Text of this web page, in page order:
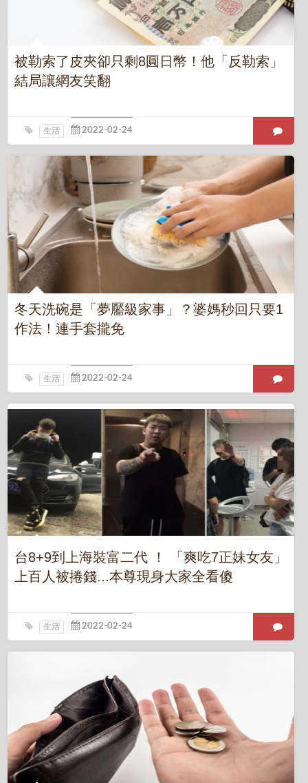
被勒索了皮夾卻只剩8圓日幣！他「反勒索」
結局讓網友笑翻
生活
冬天洗碗是「夢靨級家事」？婆媽秒回只要1
作法！連手套攏免
生活
台8+9到上海裝富二代 ！ 「爽吃7正妹女友」
上百人被捲錢...本尊現身大家全看傻
生活